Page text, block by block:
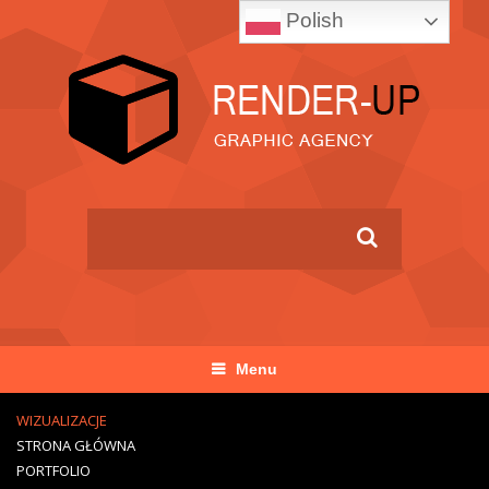
Menu
WIZUALIZACJE
STRONA GŁÓWNA
PORTFOLIO
Polish